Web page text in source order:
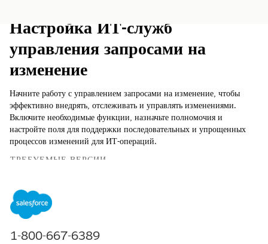
Настройка ИТ-служб
управления запросами на
изменение
Начните работу с управлением запросами на изменение, чтобы
эффективно внедрять, отслеживать и управлять изменениями.
Включите необходимые функции, назначьте полномочия и
настройте поля для поддержки последовательных и упрощенных
процессов изменений для ИТ-операций.
ТРЕБУЕМЫЕ ВЕРСИИ
Доступно в версиях: Lightning Experience
Доступно в версиях:
Edition с Agentforce IT Service.
1-800-667-6389